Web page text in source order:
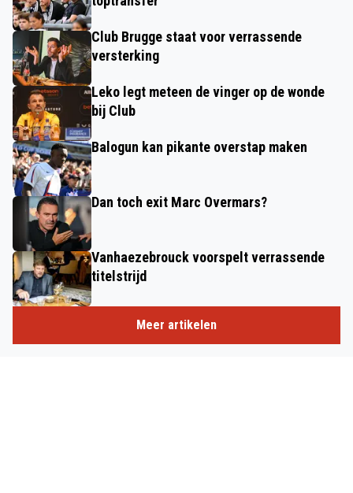
Club Brugge staat voor verrassende
versterking
Leko legt meteen de vinger op de wonde
bij Club
Balogun kan pikante overstap maken
Dan toch exit Marc Overmars?
Vanhaezebrouck voorspelt verrassende
titelstrijd
Meer artikelen